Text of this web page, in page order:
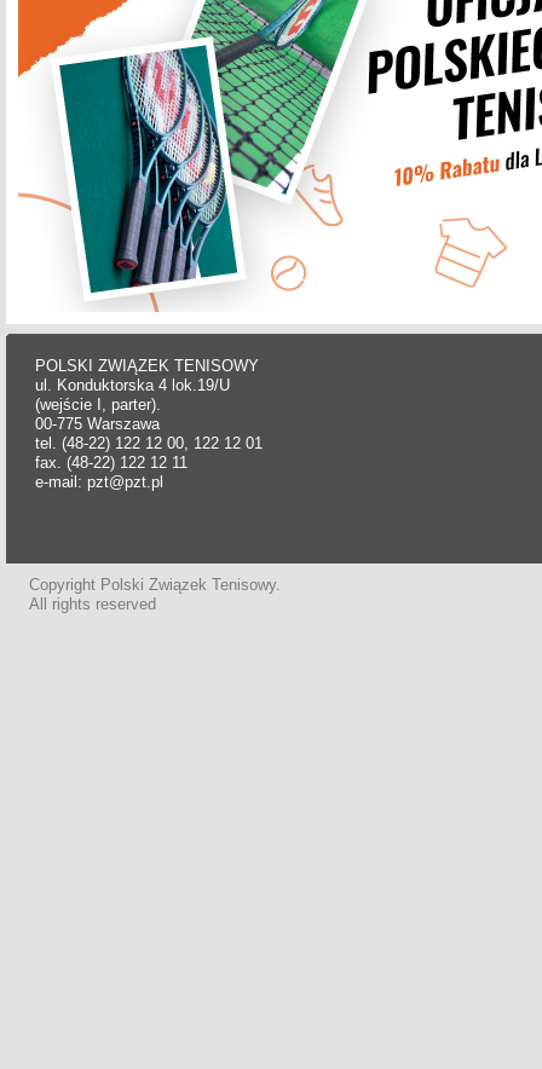
POLSKI ZWIĄZEK TENISOWY
ul. Konduktorska 4 lok.19/U
(wejście I, parter).
00-775 Warszawa
tel. (48-22) 122 12 00, 122 12 01
fax. (48-22) 122 12 11
e-mail: pzt@pzt.pl
Copyright Polski Związek Tenisowy.
All rights reserved